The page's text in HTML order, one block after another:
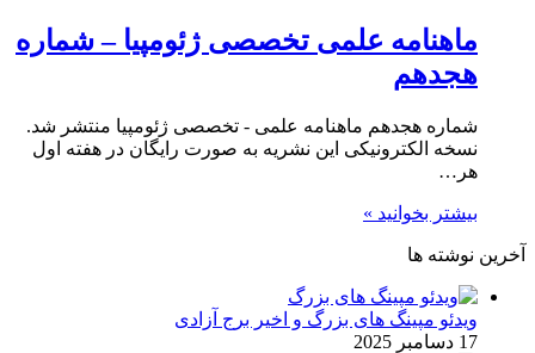
ماهنامه علمی تخصصی ژئومپیا – شماره
هجدهم
شماره هجدهم ماهنامه علمی - تخصصی ژئومپیا منتشر شد.
نسخه الکترونیکی این نشریه به صورت رایگان در هفته اول
هر…
بیشتر بخوانید »
آخرین نوشته ها
ویدئو مپینگ های بزرگ و اخیر برج آزادی
17 دسامبر 2025